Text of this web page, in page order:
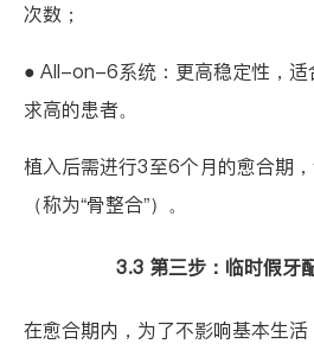
次数；
● All-on-6系统 ：更高稳定性，
求高的患者。
植入后需进行3至6个月的愈合期
（称为“骨整合”）。
3.3 第三步：临时假牙
在愈合期内，为了不影响基本生